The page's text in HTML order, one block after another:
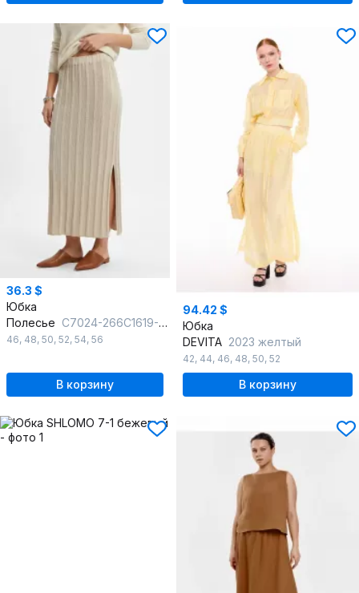
36.3 $
Юбка
Полесье С7024-266С1619-Д43 158,164 суровый + кокосовое молоко
46, 48, 50, 52, 54, 56
В корзину
94.42 $
Юбка
DEVITA 2023 желтый
42, 44, 46, 48, 50, 52
В корзину